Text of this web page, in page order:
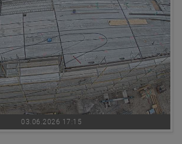
03.06.2026 17:15